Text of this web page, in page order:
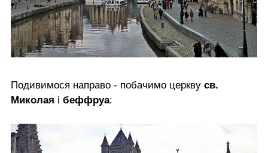
Подивимося направо - побачимо церкву св.
Миколая і беффруа: